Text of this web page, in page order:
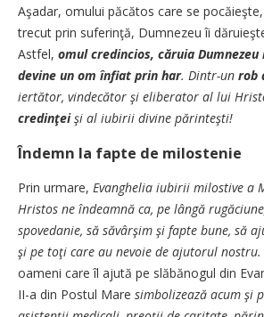
Aşadar, omului păcătos care se
trecut prin suferinţă, Dumnezeu îi
Astfel, omul credincios, căruia
devine un om înfiat prin har. Dintr-un rob
iertător, vindecător şi eliberator al lui
credinţeişi al iubirii divine părinteşti!
Îndemn la fapte de milostenie
Prin urmare, Evanghelia iubirii milostive a
Hristos ne îndeamnă ca, pe lângă
spovedanie, să săvârşim şi fapte bune, să
şi pe toţi care au nevoie de ajutorul nostru.
oameni care îl ajută pe slăbănogul din
II-a din Postul Mare simbolizează acum şi